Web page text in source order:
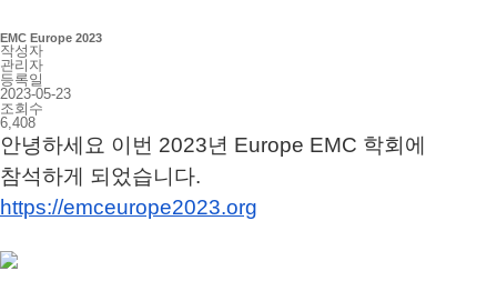
EMC Europe 2023
작성자
관리자
등록일
2023-05-23
조회수
6,408
안녕하세요 이번 2023년 Europe EMC 학회에
참석하게 되었습니다.
https://emceurope2023.org